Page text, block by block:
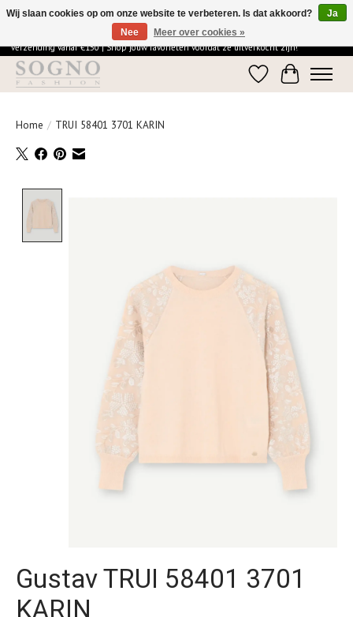
Ontdek de elegantie van SOGNO Fashion | Vandaag besteld = morgen in huis | Gratis
verzending vanaf €150 | Shop jouw favorieten voordat ze uitverkocht zijn!
Verlanglijst
Home / TRUI 58401 3701 KARIN
Gustav TRUI 58401 3701
KARIN
Wij slaan cookies op om onze website te verbeteren. Is dat akkoord?
Ja
Nee
Meer over cookies »